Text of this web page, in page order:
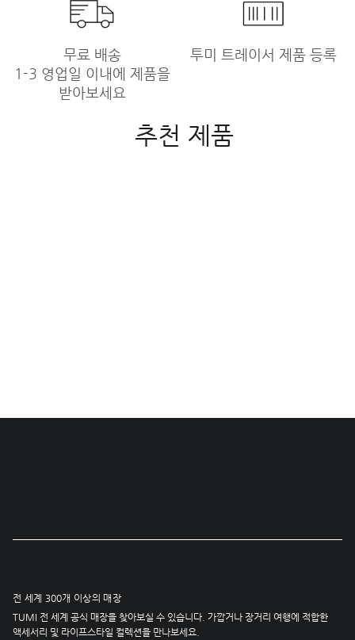
무료 배송
1-3 영업일 이내에 제품을
받아보세요
투미 트레이서 제품 등록
추천 제품
전 세계 300개 이상의 매장
TUMI 전 세계 공식 매장을 찾아보실 수 있습니다. 가깝거나 장거리 여행에 적합한
액세서리 및 라이프스타일 컬렉션을 만나보세요.